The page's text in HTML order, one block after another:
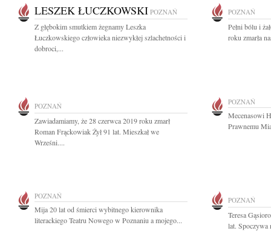
LESZEK ŁUCZKOWSKI POZNAŃ
Z głębokim smutkiem żegnamy Leszka
Łuczkowskiego człowieka niezwykłej szlachetności i
dobroci,...
POZNAŃ
Pełni bólu i
roku zmarła
POZNAŃ
Zawiadamiamy, że 28 czerwca 2019 roku zmarł
Roman Frąckowiak Żył 91 lat. Mieszkał we
Wrześni....
POZNAŃ
Mecenasowi
Prawnemu
POZNAŃ
Mija 20 lat od śmierci wybitnego kierownika
literackiego Teatru Nowego w Poznaniu a mojego...
POZNAŃ
Teresa
lat. Spoczywa